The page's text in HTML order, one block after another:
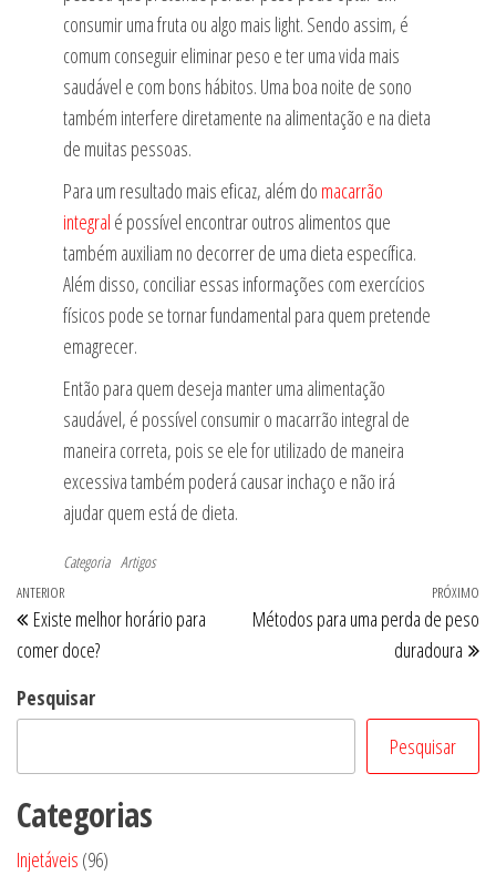
consumir uma fruta ou algo mais light. Sendo assim, é
comum conseguir eliminar peso e ter uma vida mais
saudável e com bons hábitos. Uma boa noite de sono
também interfere diretamente na alimentação e na dieta
de muitas pessoas.
Para um resultado mais eficaz, além do macarrão
integral é possível encontrar outros alimentos que
também auxiliam no decorrer de uma dieta específica.
Além disso, conciliar essas informações com exercícios
físicos pode se tornar fundamental para quem pretende
emagrecer.
Então para quem deseja manter uma alimentação
saudável, é possível consumir o macarrão integral de
maneira correta, pois se ele for utilizado de maneira
excessiva também poderá causar inchaço e não irá
ajudar quem está de dieta.
Categoria Artigos
Navegação
de
Post
Post
anterior
ANTERIOR
Existe melhor horário para
comer doce?
PRÓXIMO
Métodos para uma perda de peso
duradoura
Pesquisar
Pesquisar
Categorias
Injetáveis 9696